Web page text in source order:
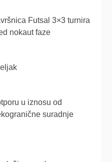
Futsal 3×3 turnira
nokaut faze
u iznosu od
suradnje